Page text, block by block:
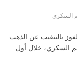
السكري
للفوز بالتنقيب عن الذهب
السكري، خلال أول